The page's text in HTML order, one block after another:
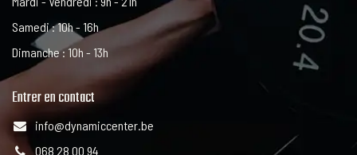
Samedi : 10h - 16h
Dimanche : 10h - 13h
Entrer en contact
info@dynamiccenter.be
068 28 00 94